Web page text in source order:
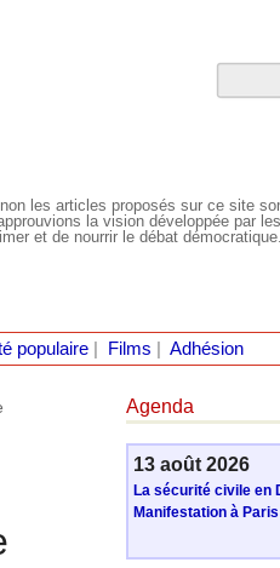
les articles proposés sur ce site
la vision développée par
et de nourrir le débat démocratique.
populaire| Films Adhésion
Agenda
13 août 2026
La sécurité civile en
Manifestation à Paris